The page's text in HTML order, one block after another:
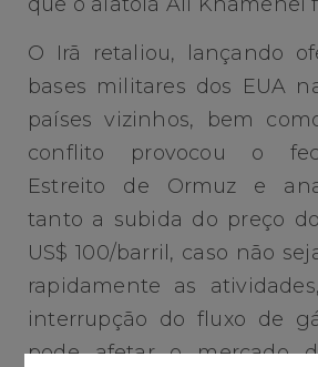
O Irã retaliou, lançando
bases militares dos EUA
países vizinhos, bem
conflito provocou o
Estreito de Ormuz e
tanto a subida do preço
US$ 100/barril, caso não
rapidamente as
interrupção do fluxo de
pode afetar o mercado